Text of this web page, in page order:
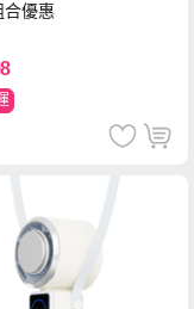
合優惠